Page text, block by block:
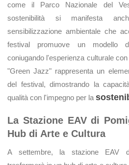
come il Parco Nazionale del
sostenibilità si manifesta
sensibilizzazione ambientale che
festival promuove un modello
coniugando l'esperienza culturale
"Green Jazz" rappresenta un
del festival, dimostrando la
qualità con l'impegno per la
La Stazione EAV di
Hub di Arte e Cultura
A settembre, la stazione EAV